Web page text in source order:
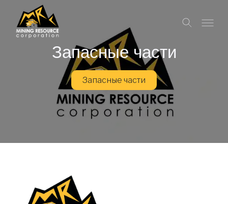
Запасные части
Запасные части